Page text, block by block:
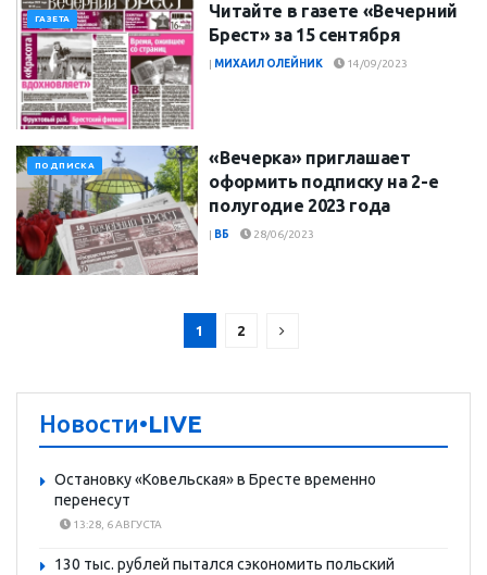
ГАЗЕТА
Читайте в газете «Вечерний
Брест» за 15 сентября
| МИХАИЛ ОЛЕЙНИК 14/09/2023
ПОДПИСКА
«Вечерка» приглашает
оформить подписку на 2-е
полугодие 2023 года
| ВБ 28/06/2023
1 2
Новости•LIVE
Остановку «Ковельская» в Бресте временно
перенесут
13:28, 6 АВГУСТА
130 тыс. рублей пытался сэкономить польский